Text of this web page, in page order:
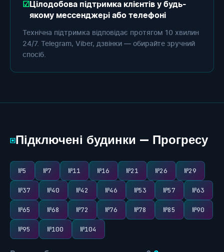
Цілодобова підтримка клієнтів у будь-
якому мессенджері або телефоні
Технічна підтримка відповідає протягом 10 хвилин
24/7. Telegram, Viber, дзвінки — обирайте зручний
спосіб.
▣Підключені будинки — Прогресу
№5 №7 №11 №16 №21 №26 №29
№37 №40 №42 №46 №53 №57 №63
№65 №68 №72 №76 №78 №85 №90
№95 №100 №104